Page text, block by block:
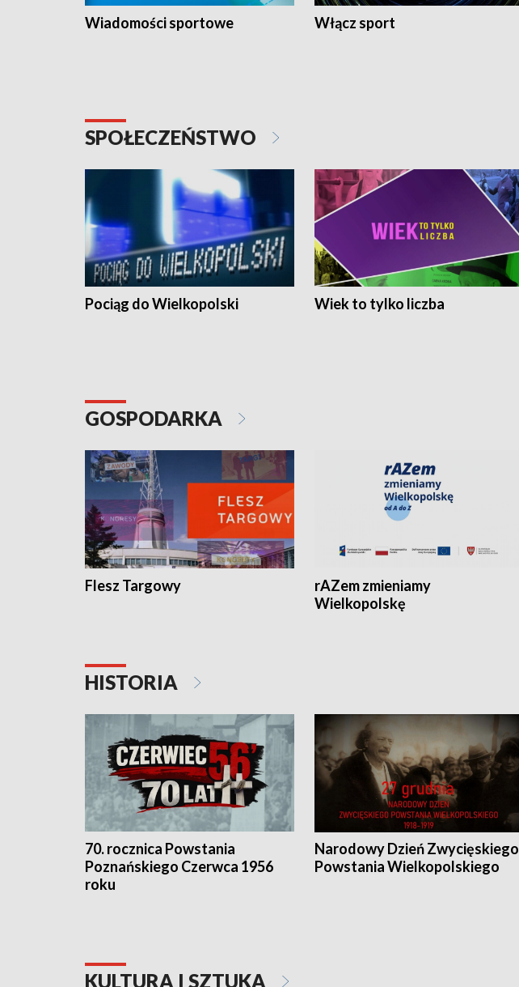
Wiadomości sportowe Włącz sport
SPOŁECZEŃSTWO
Pociąg do Wielkopolski Wiek to tylko liczba
GOSPODARKA
Flesz Targowy
rAZem zmieniamy
Wielkopolskę
HISTORIA
70. rocznica Powstania
Poznańskiego Czerwca 1956
roku
Narodowy Dzień Zwycięskiego
Powstania Wielkopolskiego
KULTURA I SZTUKA